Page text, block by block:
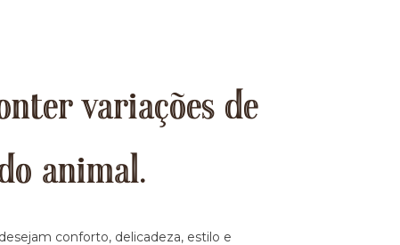
variações de
animal.
conforto, delicadeza, estilo e